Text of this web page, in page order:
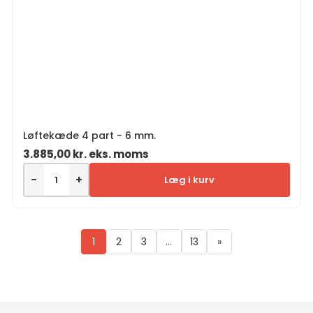
Løftekæde 4 part - 6 mm.
3.885,00kr.eks. moms
− + Læg i kurv
1 2 3 … 13 »